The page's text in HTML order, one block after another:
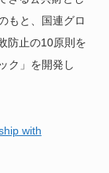
もと、国連グロ
防止の10原則を
ク」を開発し
with